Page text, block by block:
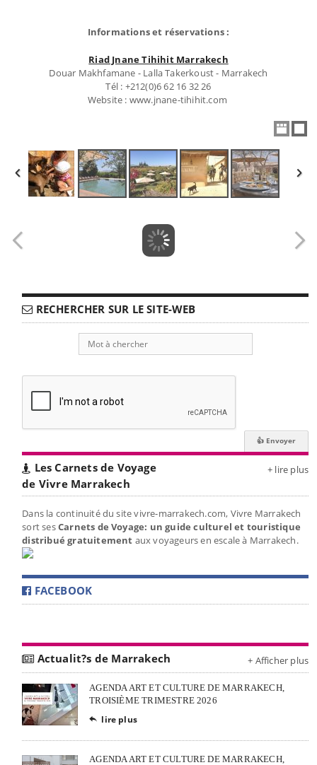
Informations et réservations :
Riad Jnane Tihihit Marrakech
Douar Makhfamane - Lalla Takerkoust - Marrakech
Tél : +212(0)6 62 16 32 26
Website : www.jnane-tihihit.com
RECHERCHER SUR LE SITE-WEB
Les Carnets de Voyage
de Vivre Marrakech
+ lire plus
Dans la continuité du site vivre-marrakech.com, Vivre Marrakech
sort sesCarnets de Voyage: un guide culturel et touristique
distribué gratuitement aux voyageurs en escale à Marrakech.
FACEBOOK
Actualit?s de Marrakech + Afficher plus
AGENDA ART ET CULTURE DE MARRAKECH,
TROISIÈME TRIMESTRE 2026
 lire plus
AGENDA ART ET CULTURE DE MARRAKECH,